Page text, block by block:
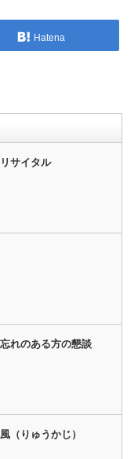
Hatena
サイタル
れのある方の懇談
（りゅうかじ）